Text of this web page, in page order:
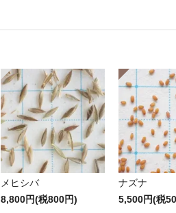
メヒシバ
8,800円(税800円)
ナズナ
5,500円(税